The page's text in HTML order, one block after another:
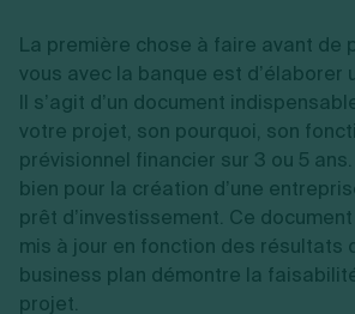
La première chose à faire avant de
vous avec la banque est d’élaborer
Il s’agit d’un document
votre projet, son pourquoi, son
prévisionnel financier sur 3 ou 5
bien pour la création d’une
prêt d’investissement. Ce
mis à jour en fonction des résultats
business plan démontre la
projet.